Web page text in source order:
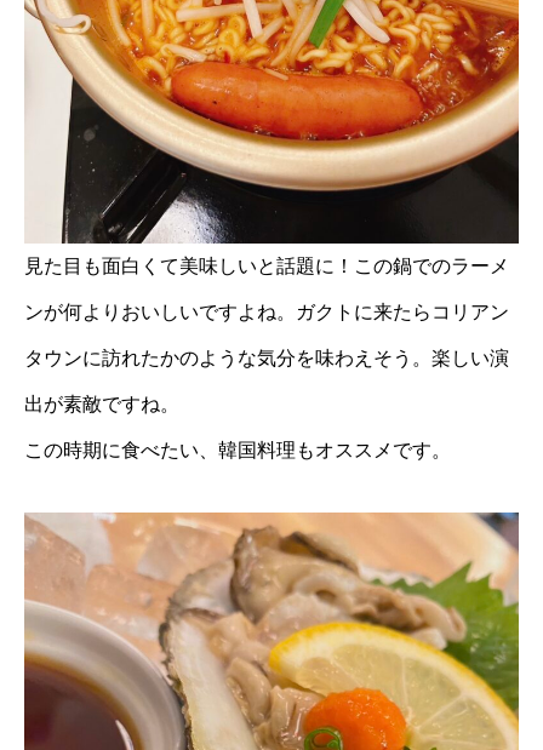
見た目も面白くて美味しいと話題に！この鍋でのラーメ
ンが何よりおいしいですよね。ガクトに来たらコリアン
タウンに訪れたかのような気分を味わえそう。楽しい演
出が素敵ですね。
この時期に食べたい、韓国料理もオススメです。